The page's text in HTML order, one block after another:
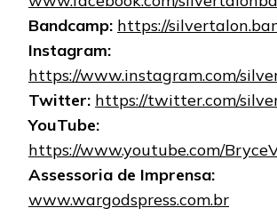
Bandcamp: https://
Instagram:
https://www.instagram.com/
Twitter: https://twitter.com/
YouTube:
https://www.youtube.com/
Assessoria de Imprensa:
www.wargodspress.com.br